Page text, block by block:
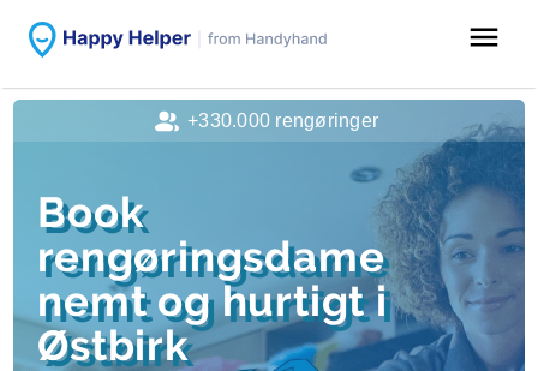
menu
Book
rengøringsdame
nemt og hurtigt i
Østbirk
+330.000 rengøringer